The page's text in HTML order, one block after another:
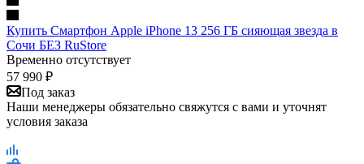
Купить Смартфон Apple iPhone 13 256 ГБ сияющая звезда в
Сочи БЕЗ RuStore
Временно отсутствует
57 990 ₽
Под заказ
Наши менеджеры обязательно свяжутся с вами и уточнят
условия заказа